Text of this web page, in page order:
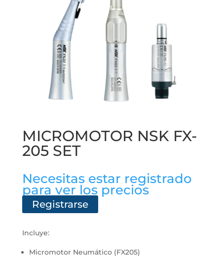
MICROMOTOR NSK FX-
205 SET
Necesitas estar registrado
para ver los precios
Registrarse
Incluye:
Micromotor Neumático (FX205)